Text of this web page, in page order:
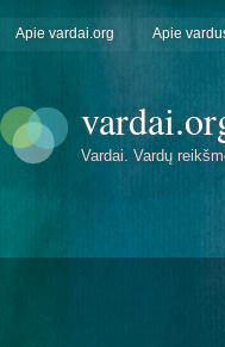
Apie vardai.org Apie
Vardai. Vardų